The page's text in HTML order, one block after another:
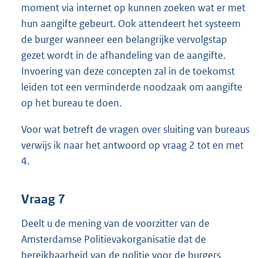
moment via internet op kunnen zoeken wat er met
hun aangifte gebeurt. Ook attendeert het systeem
de burger wanneer een belangrijke vervolgstap
gezet wordt in de afhandeling van de aangifte.
Invoering van deze concepten zal in de toekomst
leiden tot een verminderde noodzaak om aangifte
op het bureau te doen.
Voor wat betreft de vragen over sluiting van bureaus
verwijs ik naar het antwoord op vraag 2 tot en met
4.
Vraag 7
Deelt u de mening van de voorzitter van de
Amsterdamse Politievakorganisatie dat de
bereikbaarheid van de politie voor de burgers